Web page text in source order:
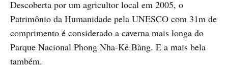
Descoberta por um agricultor local em 2005, o
Patrimônio da Humanidade pela UNESCO com 31m de
comprimento é considerado a caverna mais longa do
Parque Nacional Phong Nha-Kẻ Bàng. E a mais bela
também.